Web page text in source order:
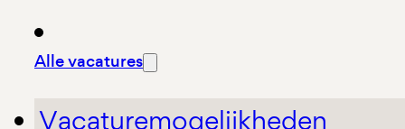
Alle vacatures
Vacaturemogelijkheden